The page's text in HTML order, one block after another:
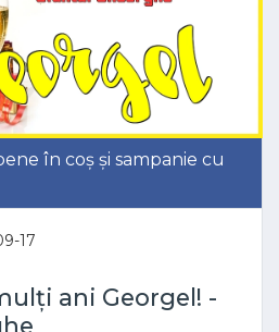
în coș și sampanie cu
17
ani Georgel! -